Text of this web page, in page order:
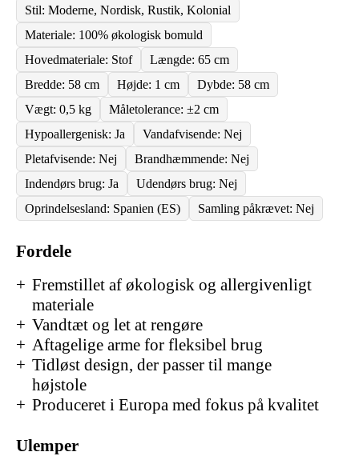
Fordele
Fremstillet af økologisk og allergivenligt
materiale
Vandtæt og let at rengøre
Aftagelige arme for fleksibel brug
Tidløst design, der passer til mange
højstole
Produceret i Europa med fokus på kvalitet
Ulemper
Stil: Moderne, Nordisk, Rustik, Kolonial
Materiale: 100% økologisk bomuld
Hovedmateriale: Stof
Længde: 65 cm
Bredde: 58 cm
Højde: 1 cm
Dybde: 58 cm
Vægt: 0,5 kg
Måletolerance: ±2 cm
Hypoallergenisk: Ja
Vandafvisende: Nej
Pletafvisende: Nej
Brandhæmmende: Nej
Indendørs brug: Ja
Udendørs brug: Nej
Oprindelsesland: Spanien (ES)
Samling påkrævet: Nej